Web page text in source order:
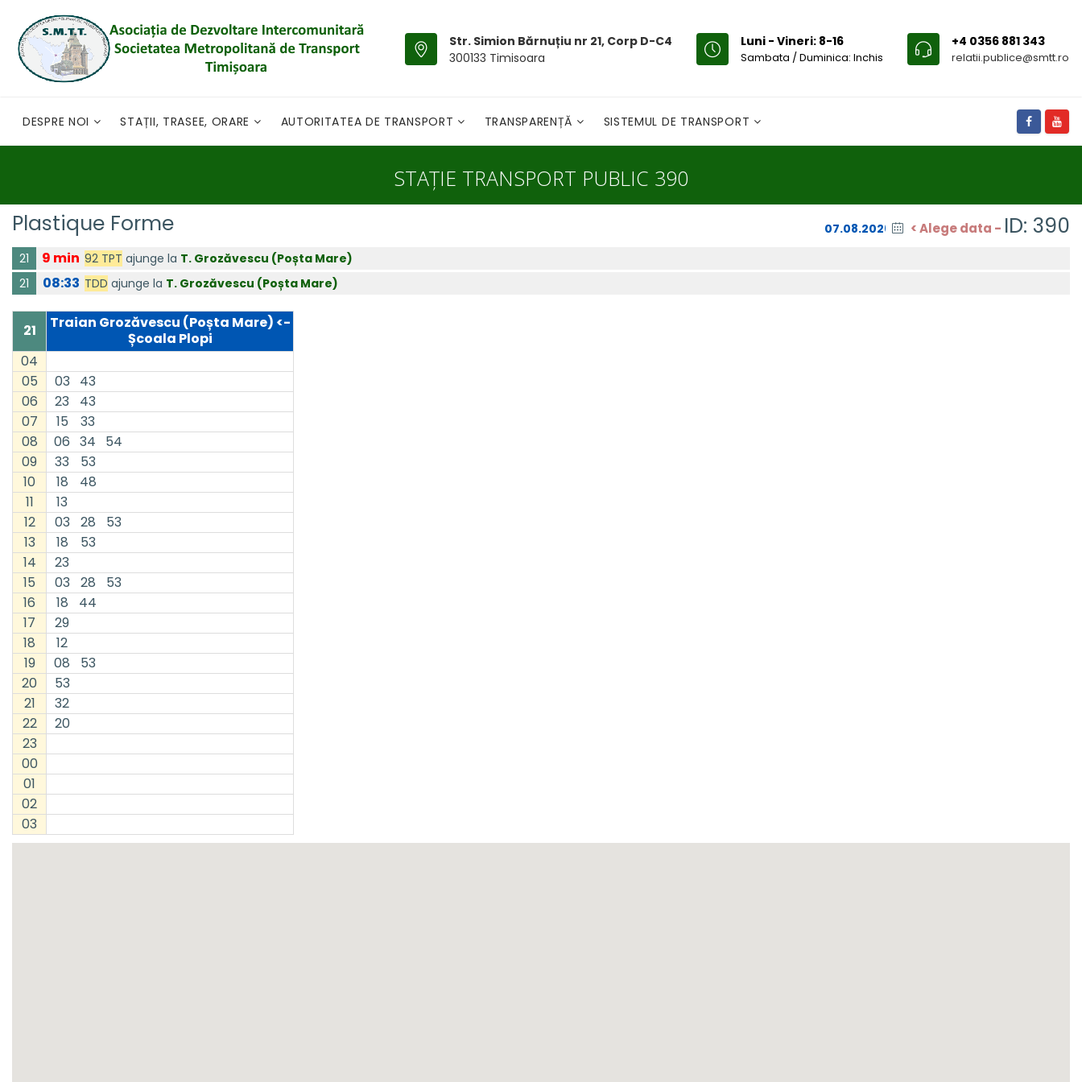
Str. Simion Bărnuțiu nr 21, Corp D-C4
300133 Timisoara
Luni - Vineri: 8-16
Sambata / Duminica: Inchis
+4 0356 881 343
relatii.publice@smtt.ro
DESPRE NOI STAȚII, TRASEE, ORARE AUTORITATEA DE TRANSPORT TRANSPARENȚĂ SISTEMUL DE TRANSPORT
STAȚIE TRANSPORT PUBLIC 390
Plastique Forme < Alege data - ID: 390
21 9 min 92 TPT ajunge la T. Grozăvescu (Poșta Mare)
21
08:33 TDD ajunge la T. Grozăvescu (Poșta Mare)
21
Traian Grozăvescu (Poșta Mare) <-
Școala Plopi
04
05
03
43
06
23
43
07
15
33
08
06 34
54
09
33
53
10
18
48
11
13
12
03 28
53
13
18
53
14
23
15
03 28
53
16
18
44
17
29
18
12
19
08
53
20
53
21
32
22
20
23
00
01
02
03